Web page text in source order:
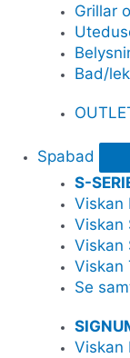
Grillar
Bad/lek
Spabad
S-
Viskan
Viskan
Viskan
Viskan
Se
Viskan